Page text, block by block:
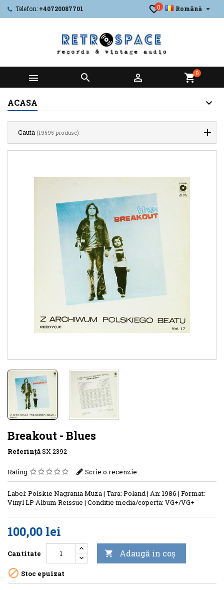
Telefon: +40720087701 Română 
0
   shopping_cart0
ACASA
Cauta (19595 produse)
Breakout - Blues
ReferinţăSX 2392
Rating Scrie o recenzie
Label: Polskie Nagrania Muza | Tara: Poland | An: 1986 | Format:
Vinyl LP Album Reissue | Conditie media/coperta: VG+/VG+
100,00 lei
Cantitate  Adaugă in coş
 Stoc epuizat